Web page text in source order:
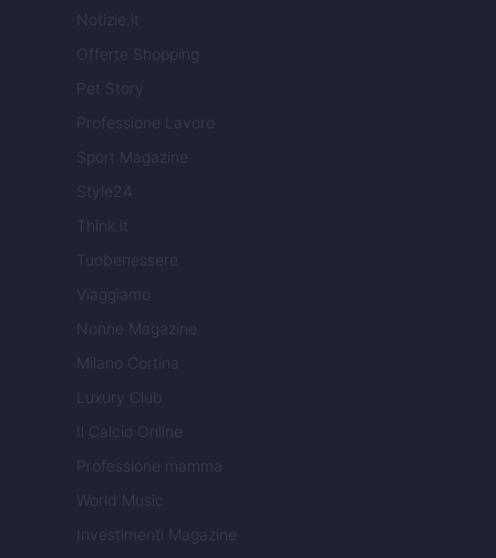
Notizie.it
Offerte Shopping
Pet Story
Professione Lavoro
Sport Magazine
Style24
Think.it
Tuobenessere
Viaggiamo
Nonne Magazine
Milano Cortina
Luxury Club
Il Calcio Online
Professione mamma
World Music
Investimenti Magazine